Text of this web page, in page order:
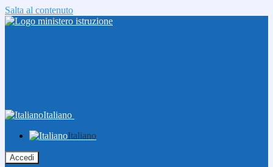
Salta al contenuto
Italiano
Italiano
Accedi